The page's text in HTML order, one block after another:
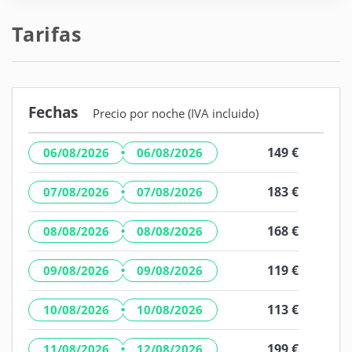
Tarifas
Fechas Precio por noche (IVA incluido)
06/08/2026 · 06/08/2026 149 €
07/08/2026 · 07/08/2026 183 €
08/08/2026 · 08/08/2026 168 €
09/08/2026 · 09/08/2026 119 €
10/08/2026 · 10/08/2026 113 €
11/08/2026 12/08/2026